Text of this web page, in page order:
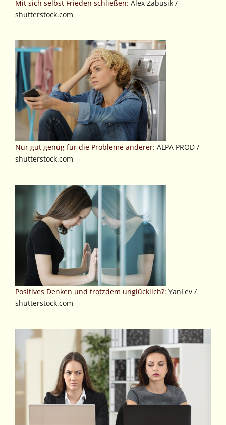
Mit sich selbst Frieden schließen: Alex Zabusik /
shutterstock.com
Nur gut genug für die Probleme anderer: ALPA PROD /
shutterstock.com
Positives Denken und trotzdem unglücklich?: YanLev /
shutterstock.com